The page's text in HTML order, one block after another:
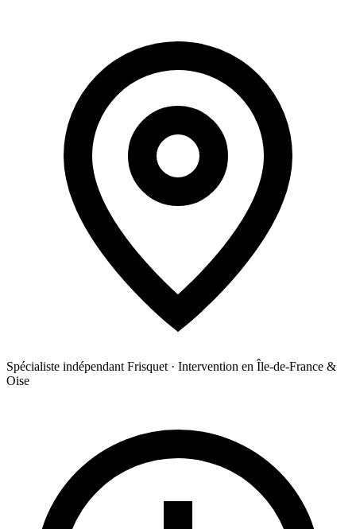
Spécialiste indépendant Frisquet · Intervention en Île-de-France &
Oise